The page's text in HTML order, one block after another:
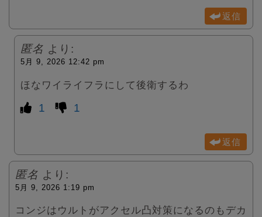
返信
匿名 より:
5月 9, 2026 12:42 pm
ほなワイライフラにして後衛するわ
1 1
返信
匿名 より:
5月 9, 2026 1:19 pm
コンジはウルトがアクセル凸対策になるのもデカ